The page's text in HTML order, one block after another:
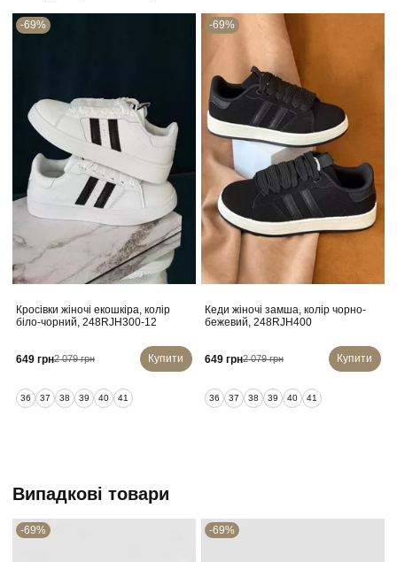
-69%
Кросівки жіночі екошкіра, колір
біло-чорний, 248RJH300-12
649 грн2 079 грн Купити
36 37 38 39 40 41
-69%
Кеди жіночі замша, колір чорно-
бежевий, 248RJH400
649 грн2 079 грн Купити
36 37 38 39 40 41
Випадкові товари
-69% -69%